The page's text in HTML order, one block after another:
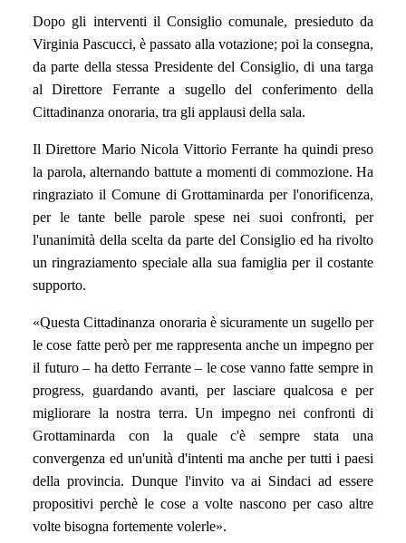
Dopo gli interventi il Consiglio comunale, presieduto da
Virginia Pascucci, è passato alla votazione; poi la consegna,
da parte della stessa Presidente del Consiglio, di una targa
al Direttore Ferrante a sugello del conferimento della
Cittadinanza onoraria, tra gli applausi della sala.
Il Direttore Mario Nicola Vittorio Ferrante ha quindi preso
la parola, alternando battute a momenti di commozione. Ha
ringraziato il Comune di Grottaminarda per l'onorificenza,
per le tante belle parole spese nei suoi confronti, per
l'unanimità della scelta da parte del Consiglio ed ha rivolto
un ringraziamento speciale alla sua famiglia per il costante
supporto.
«Questa Cittadinanza onoraria è sicuramente un sugello per
le cose fatte però per me rappresenta anche un impegno per
il futuro – ha detto Ferrante – le cose vanno fatte sempre in
progress, guardando avanti, per lasciare qualcosa e per
migliorare la nostra terra. Un impegno nei confronti di
Grottaminarda con la quale c'è sempre stata una
convergenza ed un'unità d'intenti ma anche per tutti i paesi
della provincia. Dunque l'invito va ai Sindaci ad essere
propositivi perchè le cose a volte nascono per caso altre
volte bisogna fortemente volerle».